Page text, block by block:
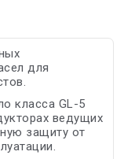
для
класса GL-5
ведущих
защиту от